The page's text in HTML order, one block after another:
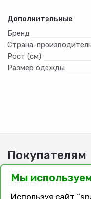
Дополнительные
Бренд
Страна-производитель
Рост (см)
Размер одежды
Покупателям
Каталог
Вопросы и ответы
Заказ, оплата,
Мы
Используя сайт